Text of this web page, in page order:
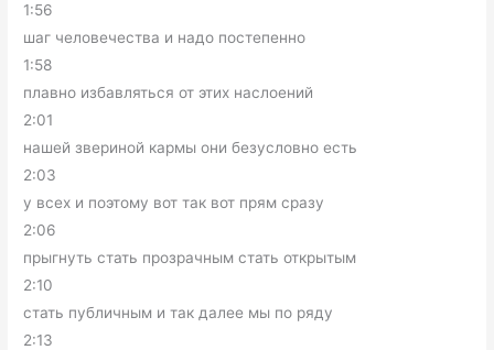
1:56
шаг человечества и надо постепенно
1:58
плавно избавляться от этих наслоений
2:01
нашей звериной кармы они безусловно есть
2:03
у всех и поэтому вот так вот прям сразу
2:06
прыгнуть стать прозрачным стать открытым
2:10
стать публичным и так далее мы по ряду
2:13